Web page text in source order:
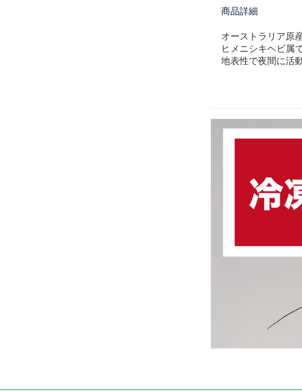
商品詳細
オーストラリア原
ヒメニシキヘビ属
地表性で夜間に活